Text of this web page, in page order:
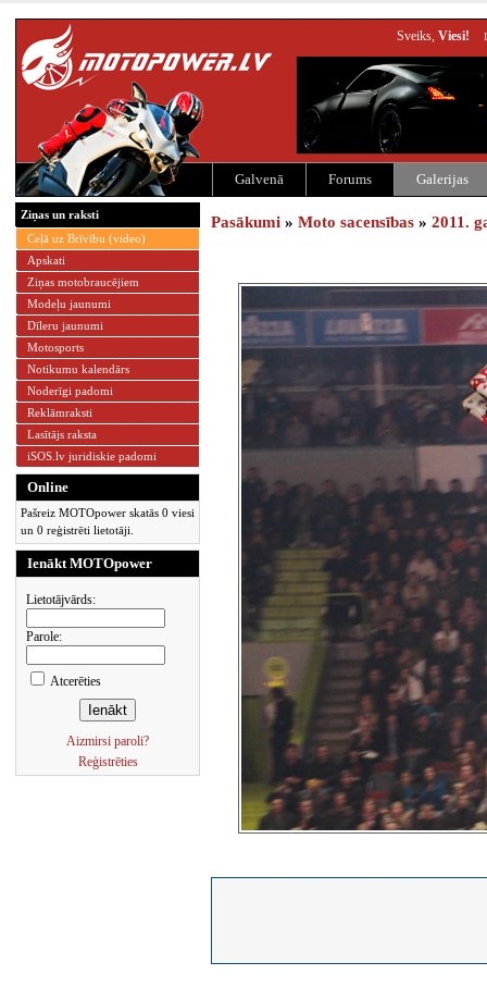
Sveiks, Viesi!
Galvenā Forums Galerijas
Ziņas un raksti
Ceļā uz Brīvību (video)
Apskati
Ziņas motobraucējiem
Modeļu jaunumi
Dīleru jaunumi
Motosports
Notikumu kalendārs
Noderīgi padomi
Reklāmraksti
Lasītājs raksta
iSOS.lv juridiskie padomi
Online
Pašreiz MOTOpower skatās 0 viesi
un 0 reģistrēti lietotāji.
Ienākt MOTOpower
Lietotājvārds:
Parole:
Atcerēties
Aizmirsi paroli?
Reģistrēties
Pasākumi » Moto sacensības » 2011.